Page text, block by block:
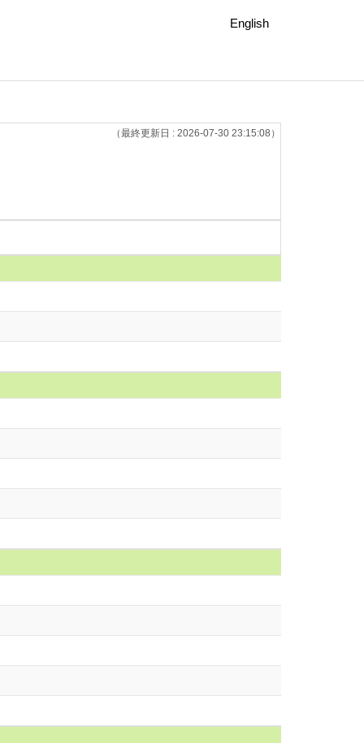
English
（最終更新日 : 2026-07-30 23:15:08）